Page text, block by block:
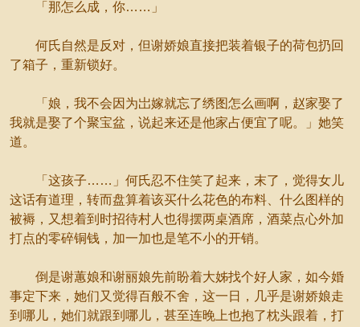
「那怎么成，你……」
何氏自然是反对，但谢娇娘直接把装着银子的荷包扔回
了箱子，重新锁好。
「娘，我不会因为岀嫁就忘了绣图怎么画啊，赵家娶了
我就是娶了个聚宝盆，说起来还是他家占便宜了呢。」她笑
道。
「这孩子……」何氏忍不住笑了起来，末了，觉得女儿
这话有道理，转而盘算着该买什么花色的布料、什么图样的
被褥，又想着到时招待村人也得摆两桌酒席，酒菜点心外加
打点的零碎铜钱，加一加也是笔不小的开销。
倒是谢蕙娘和谢丽娘先前盼着大姊找个好人家，如今婚
事定下来，她们又觉得百般不舍，这一日，几乎是谢娇娘走
到哪儿，她们就跟到哪儿，甚至连晚上也抱了枕头跟着，打